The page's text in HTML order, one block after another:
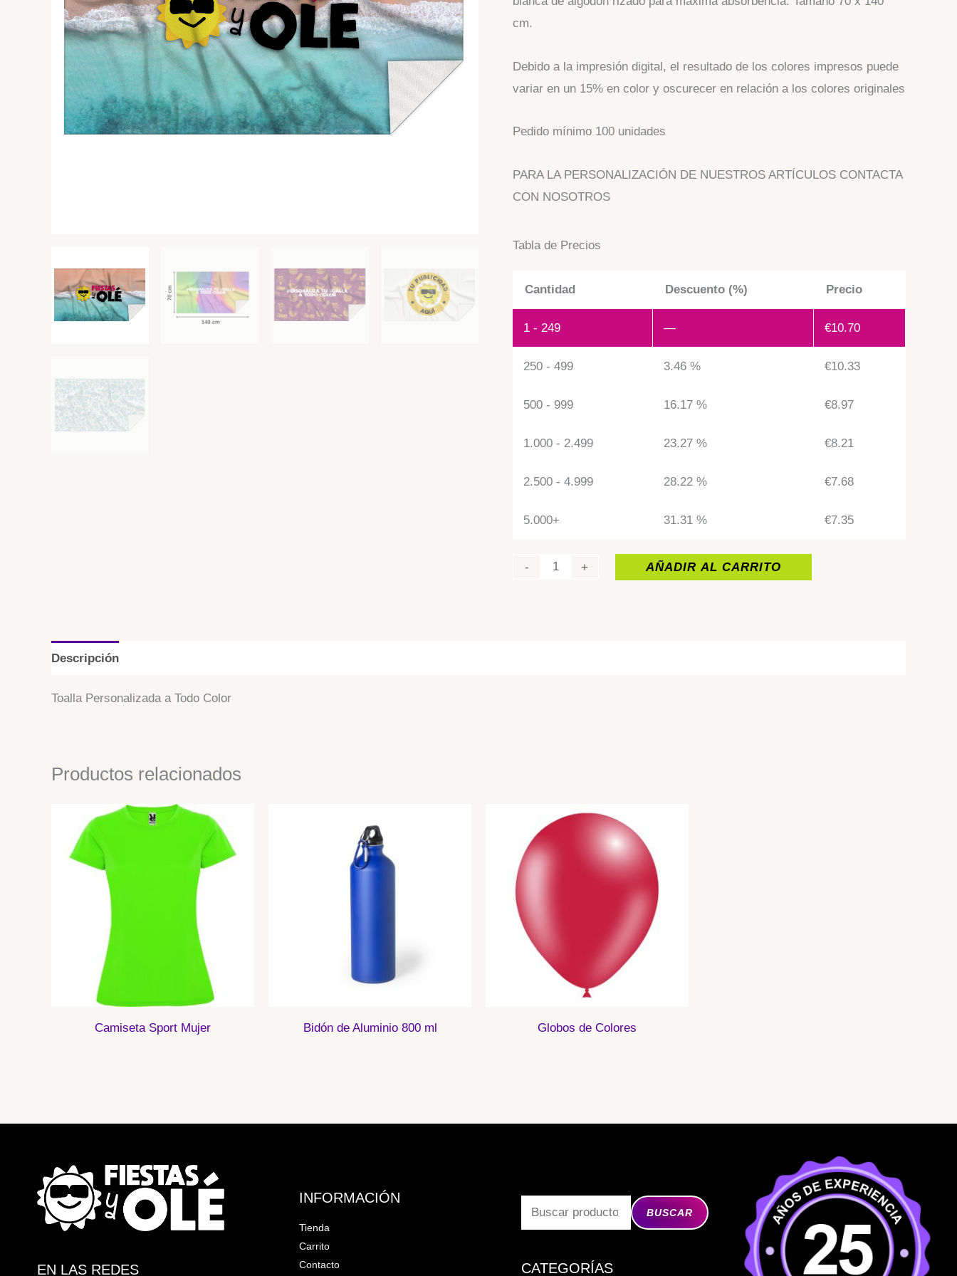
cm.
Debido a la impresión digital, el resultado de los colores impresos puede
variar en un 15% en color y oscurecer en relación a los colores originales
Pedido mínimo 100 unidades
PARA LA PERSONALIZACIÓN DE NUESTROS ARTÍCULOS CONTACTA
CON NOSOTROS
Tabla de Precios
Cantidad Descuento (%) Precio
1 - 249 — €10.70
250 - 499 3.46 % €10.33
500 - 999 16.17 % €8.97
1.000 - 2.499 23.27 % €8.21
2.500 - 4.999 28.22 % €7.68
5.000+ 31.31 % €7.35
- + AÑADIR AL CARRITO
Descripción
Toalla Personalizada a Todo Color
Productos relacionados
Camiseta Sport Mujer Bidón de Aluminio 800 ml Globos de Colores
EN LAS REDES
INFORMACIÓN
Tienda
Carrito
Contacto
BUSCAR
CATEGORÍAS